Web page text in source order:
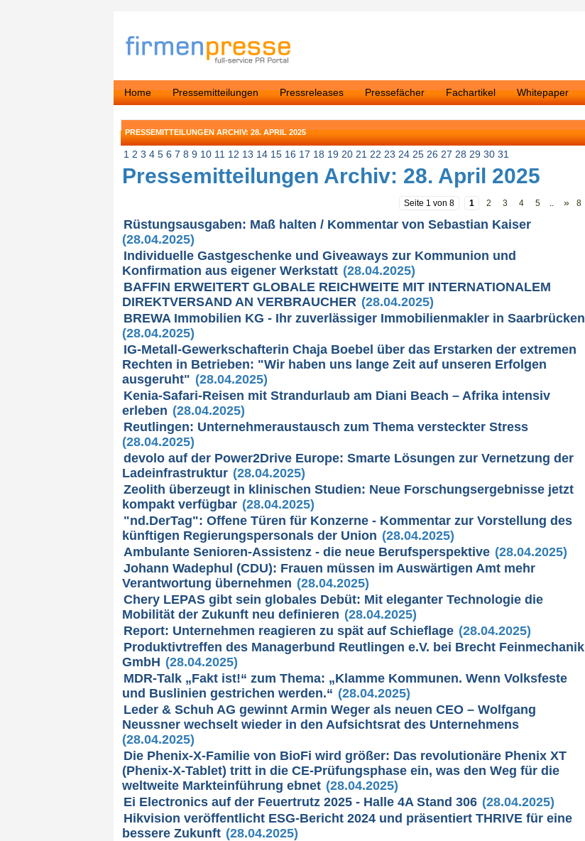
Home Pressemitteilungen Pressreleases Pressefächer Fachartikel Whitepaper
PRESSEMITTEILUNGEN ARCHIV: 28. APRIL 2025
1 2 3 4 5 6 7 8 9 10 11 12 13 14 15 16 17 18 19 20 21 22 23 24 25 26 27 28 29 30 31
Pressemitteilungen Archiv: 28. April 2025
Seite 1 von 8 1 2 3 4 5 » 8
Rüstungsausgaben: Maß halten / Kommentar von Sebastian Kaiser
(28.04.2025)
Individuelle Gastgeschenke und Giveaways zur Kommunion und
Konfirmation aus eigener Werkstatt (28.04.2025)
BAFFIN ERWEITERT GLOBALE REICHWEITE MIT INTERNATIONALEM
DIREKTVERSAND AN VERBRAUCHER (28.04.2025)
BREWA Immobilien KG - Ihr zuverlässiger Immobilienmakler in Saarbrücken
(28.04.2025)
IG-Metall-Gewerkschafterin Chaja Boebel über das Erstarken der extremen
Rechten in Betrieben: "Wir haben uns lange Zeit auf unseren Erfolgen
ausgeruht" (28.04.2025)
Kenia-Safari-Reisen mit Strandurlaub am Diani Beach – Afrika intensiv
erleben (28.04.2025)
Reutlingen: Unternehmeraustausch zum Thema versteckter Stress
(28.04.2025)
devolo auf der Power2Drive Europe: Smarte Lösungen zur Vernetzung der
Ladeinfrastruktur (28.04.2025)
Zeolith überzeugt in klinischen Studien: Neue Forschungsergebnisse jetzt
kompakt verfügbar (28.04.2025)
"nd.DerTag": Offene Türen für Konzerne - Kommentar zur Vorstellung des
künftigen Regierungspersonals der Union (28.04.2025)
Ambulante Senioren-Assistenz - die neue Berufsperspektive (28.04.2025)
Johann Wadephul (CDU): Frauen müssen im Auswärtigen Amt mehr
Verantwortung übernehmen (28.04.2025)
Chery LEPAS gibt sein globales Debüt: Mit eleganter Technologie die
Mobilität der Zukunft neu definieren (28.04.2025)
Report: Unternehmen reagieren zu spät auf Schieflage (28.04.2025)
Produktivtreffen des Managerbund Reutlingen e.V. bei Brecht Feinmechanik
GmbH (28.04.2025)
MDR-Talk „Fakt ist!“ zum Thema: „Klamme Kommunen. Wenn Volksfeste
und Buslinien gestrichen werden.“ (28.04.2025)
Leder & Schuh AG gewinnt Armin Weger als neuen CEO – Wolfgang
Neussner wechselt wieder in den Aufsichtsrat des Unternehmens
(28.04.2025)
Die Phenix-X-Familie von BioFi wird größer: Das revolutionäre Phenix XT
(Phenix-X-Tablet) tritt in die CE-Prüfungsphase ein, was den Weg für die
weltweite Markteinführung ebnet (28.04.2025)
Ei Electronics auf der Feuertrutz 2025 - Halle 4A Stand 306 (28.04.2025)
Hikvision veröffentlicht ESG-Bericht 2024 und präsentiert THRIVE für eine
bessere Zukunft (28.04.2025)